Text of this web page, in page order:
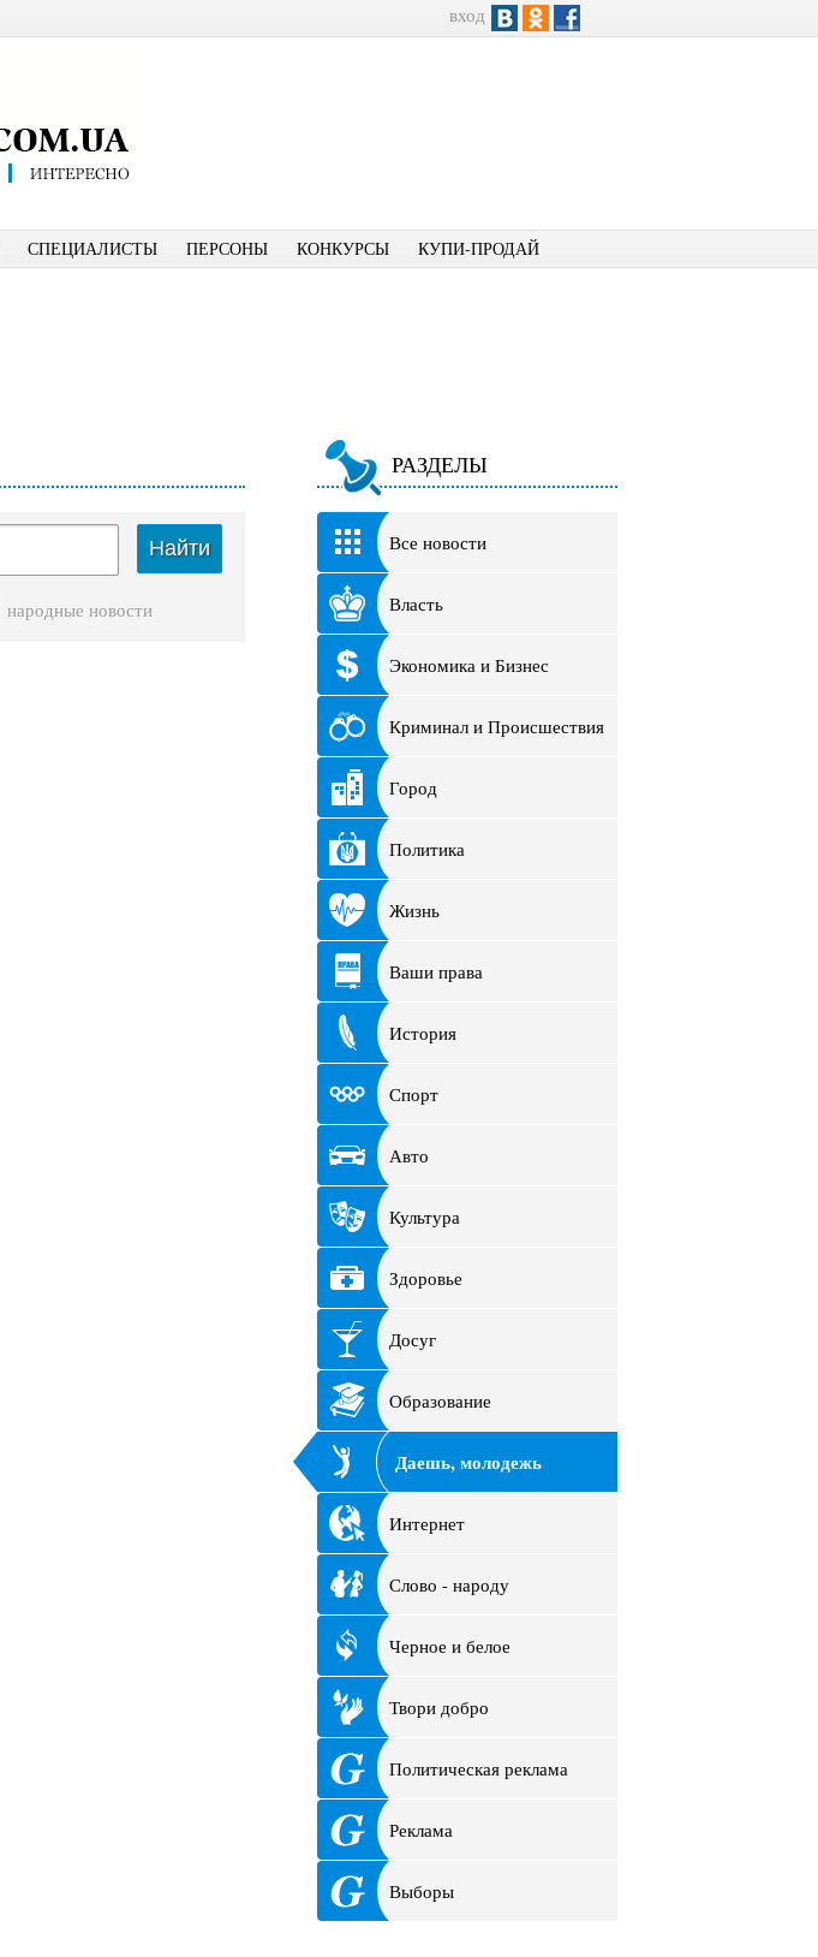
вход
СПЕЦИАЛИСТЫ ПЕРСОНЫ КОНКУРСЫ КУПИ-ПРОДАЙ
Найти
народные новости
РАЗДЕЛЫ
Все новости
Власть
Экономика и Бизнес
Криминал и Происшествия
Город
Политика
Жизнь
Ваши права
История
Спорт
Авто
Культура
Здоровье
Досуг
Образование
Даешь, молодежь
Интернет
Слово - народу
Черное и белое
Твори добро
Политическая реклама
Реклама
Выборы